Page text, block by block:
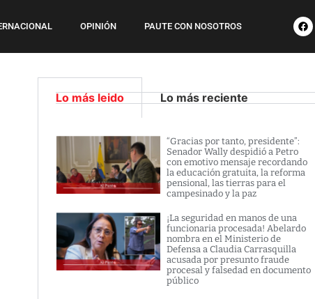
OPINIÓN PAUTE CON NOSOTROS
Lo más leido Lo más reciente
“Gracias por tanto, presidente”:
Senador Wally despidió a Petro
con emotivo mensaje recordando
la educación gratuita, la reforma
pensional, las tierras para el
campesinado y la paz
¡La seguridad en manos de una
funcionaria procesada! Abelardo
nombra en el Ministerio de
Defensa a Claudia Carrasquilla
acusada por presunto fraude
procesal y falsedad en documento
público